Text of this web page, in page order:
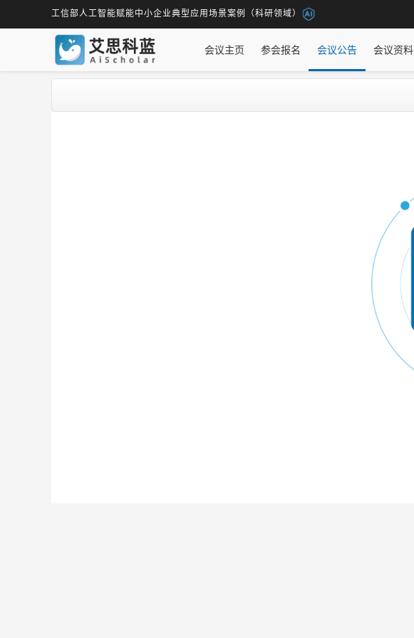
工信部人工智能赋能中小企业典型应用场景案例（科研领域）
会议主页 参会报名 会议公告 会议资料